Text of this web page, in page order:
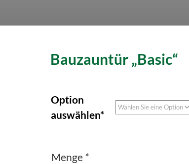
Bauzauntür „basic“
Option
auswählen*
Menge *